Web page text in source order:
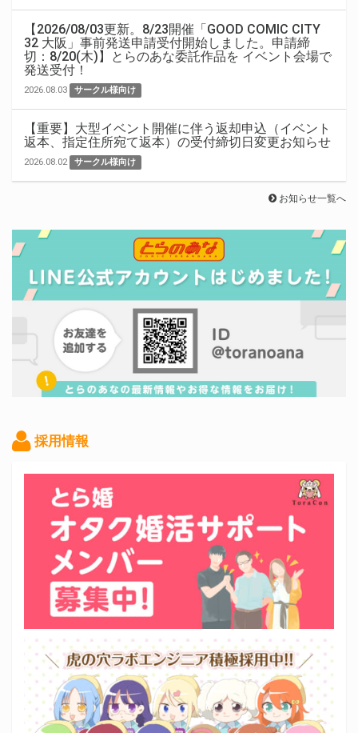
【2026/08/03更新。8/23開催「GOOD COMIC CITY
32 大阪」事前発送申請受付開始しました。申請締
切：8/20(木)】とらのあな委託作品を イベント会場で
発送受付！
2026.08.03 サークル様向け
【重要】大型イベント開催に伴う返却申込（イベント
返本、指定住所宛て返本）の受付締切日変更お知らせ
2026.08.02 サークル様向け
お知らせ一覧へ
採用情報